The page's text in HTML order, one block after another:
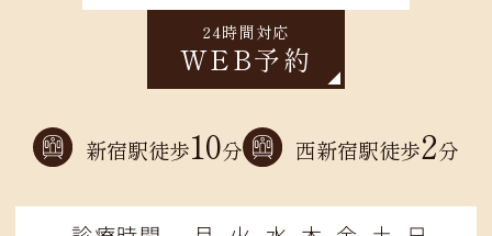
24時間対応
WEB予約
新宿駅徒歩10分 西新宿駅徒歩2分